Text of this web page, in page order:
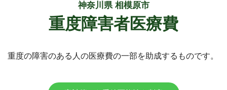
神奈川県 相模原市
重度障害者医療費
重度の障害のある人の医療費の一部を助成するものです。